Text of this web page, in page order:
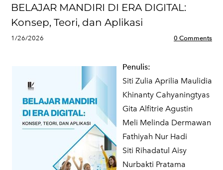
BELAJAR MANDIRI DI ERA DIGITAL:
Konsep, Teori, dan Aplikasi
1/26/2026 0 Comments
Penulis:
Siti Zulia Aprilia Maulidia
‎Khinanty Cahyaningtyas
Gita Alfitrie Agustin
‎Meli Melinda Dermawan
Fathiyah Nur Hadi
Siti Rihadatul Aisy
Nurbakti Pratama